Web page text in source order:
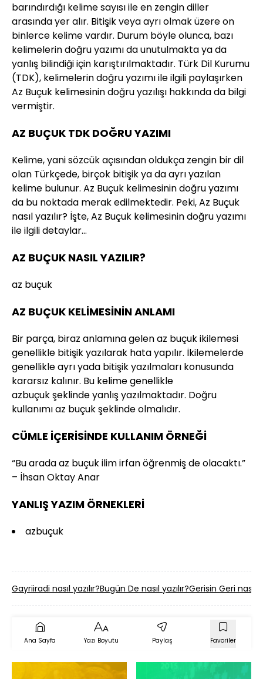
barındırdığı kelime sayısı ile en zengin diller
arasında yer alır. Bitişik veya ayrı olmak üzere on
binlerce kelime vardır. Durum böyle olunca, bazı
kelimelerin doğru yazımı da unutulmakta ya da
yanlış bilindiği için karıştırılmaktadır. Türk Dil Kurumu
(TDK), kelimelerin doğru yazımı ile ilgili paylaşırken
Az Buçuk kelimesinin doğru yazılışı hakkında da bilgi
vermiştir.
AZ BUÇUK TDK DOĞRU YAZIMI
Kelime, yani sözcük açısından oldukça zengin bir dil
olan Türkçede, birçok bitişik ya da ayrı yazılan
kelime bulunur. Az Buçuk kelimesinin doğru yazımı
da bu noktada merak edilmektedir. Peki, Az Buçuk
nasıl yazılır? İşte, Az Buçuk kelimesinin doğru yazımı
ile ilgili detaylar…
AZ BUÇUK NASIL YAZILIR?
az buçuk
AZ BUÇUK KELİMESİNİN ANLAMI
Bir parça, biraz anlamına gelen az buçuk ikilemesi
genellikle bitişik yazılarak hata yapılır. İkilemelerde
genellikle ayrı yada bitişik yazılmaları konusunda
kararsız kalınır. Bu kelime genellikle
azbuçuk şeklinde yanlış yazılmaktadır. Doğru
kullanımı az buçuk şeklinde olmalıdır.
CÜMLE İÇERİSİNDE KULLANIM ÖRNEĞİ
“Bu arada az buçuk ilim irfan öğrenmiş de olacaktı.”
– İhsan Oktay Anar
YANLIŞ YAZIM ÖRNEKLERİ
azbuçuk
Gayriiradi nasıl yazılır?Bugün De nasıl yazılır?Gerisin Geri nasıl
Ana Sayfa Yazı Boyutu Paylaş Favoriler